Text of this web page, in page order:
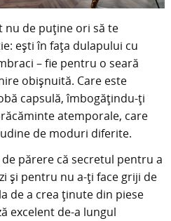
nu de puține ori să te
ești în fața dulapului cu
– fie pentru o seară
obișnuită. Care este
capsulă, îmbogățindu-ți
atemporale, care
de moduri diferite.
părere că secretul pentru a
și pentru nu a-ți face griji de
de a crea ținute din piese
excelent de-a lungul